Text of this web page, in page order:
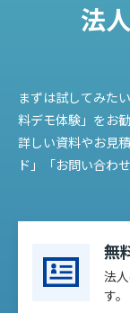
法
まずは試してみた
料デモ体験」をお
詳しい資料やお見
ド」「お問い合わ
無
法
す。